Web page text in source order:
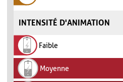
INTENSITÉ D'ANIMATION
Faible
Moyenne